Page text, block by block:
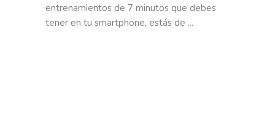
entrenamientos de 7 minutos que debes
tener en tu smartphone, estás de